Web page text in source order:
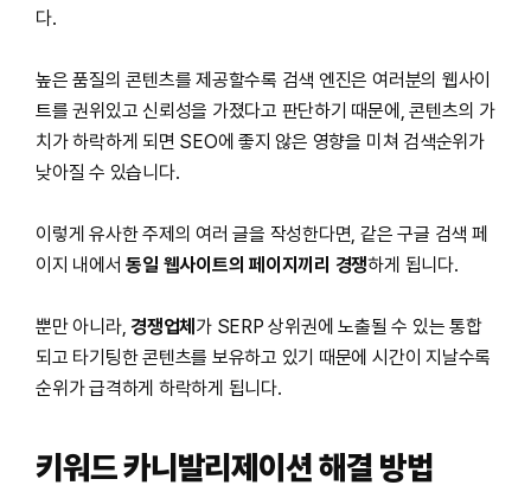
다.
높은 품질의 콘텐츠를 제공할수록 검색 엔진은 여러분의 웹사이
트를 권위있고 신뢰성을 가졌다고 판단하기 때문에, 콘텐츠의 가
치가 하락하게 되면 SEO에 좋지 않은 영향을 미쳐 검색순위가
낮아질 수 있습니다.
이렇게 유사한 주제의 여러 글을 작성한다면, 같은 구글 검색 페
이지 내에서동일 웹사이트의 페이지끼리 경쟁하게 됩니다.
뿐만 아니라,경쟁업체 가 SERP 상위권에 노출될 수 있는 통합
되고 타기팅한 콘텐츠를 보유하고 있기 때문에 시간이 지날수록
순위가 급격하게 하락하게 됩니다.
키워드 카니발리제이션 해결 방법